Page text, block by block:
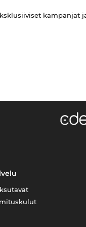
kampanjat